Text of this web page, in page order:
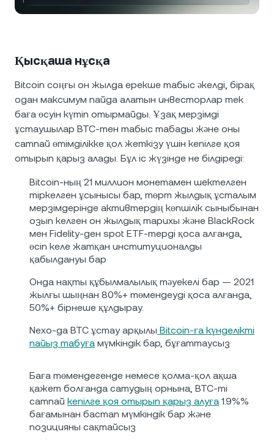
Nexo Card
Жеке клиенттер
Адалдық бағдарламасы
USD Coin USDC
Polkadot DOT 1,40%
XRP XRP
EURC EURC 0,14%
Барлық активтерді қарау
Жаңалықтар мен шолулар
Қысқаша нұсқа
Bitcoin соңғы он жылда ерекше табыс әкелді, бірақ
одан максимум пайда алатын инвесторлар тек
баға өсуін күтіп отырмайды. Ұзақ мерзімді
ұстаушылар BTC-тен табыс табады және оны
сатпай өтімділікке қол жеткізу үшін кепілге қоя
отырып қарыз алады. Бұл іс жүзінде не білдіреді:
Bitcoin-ның 21 миллион монетамен шектелген
тіркелген ұсынысы бар, төрт жылдық ұсталым
мерзімдерінде активтердің көпшілік сыныбынан
озып келген он жылдық тарихы және BlackRock
мен Fidelity-ден spot ETF-терді қоса алғанда,
өсіп келе жатқан институционалды
қабылдануы бар
Онда нақты құбылмалылық тәуекелі бар — 2021
жылғы шыңнан 80%+ төмендеуді қоса алғанда,
50%+ бірнеше құлдырау.
Nexo-да BTC ұстау арқылы Bitcoin-ға күнделікті
пайыз табуға мүмкіндік бар, бұғаттаусыз
Баға төмендегенде немесе қолма-қол ақша
қажет болғанда сатудың орнына, BTC-ті
сатпай кепілге қоя отырып қарыз алуға 1.9%%
бағамынан бастап мүмкіндік бар және
позицияны сақтайсыз